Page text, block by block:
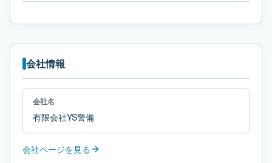
会社情報
会社名
有限会社YS警備
会社ページを見る